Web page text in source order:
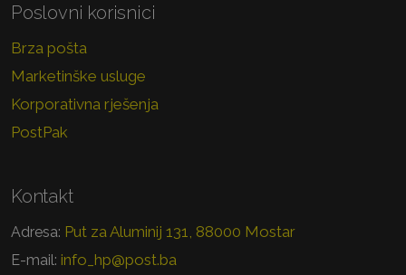
Poslovni korisnici
Brza pošta
Marketinške usluge
Korporativna rješenja
PostPak
Kontakt
Adresa: Put za Aluminij 131, 88000 Mostar
E-mail: info_hp@post.ba